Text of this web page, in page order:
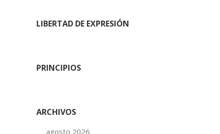
LIBERTAD DE EXPRESIÓN
PRINCIPIOS
ARCHIVOS
agosto 2026